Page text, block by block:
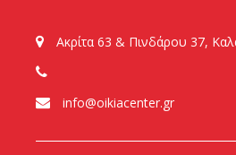
Ακρίτα 63 & Πινδάρου 37,
info@oikiacenter.gr